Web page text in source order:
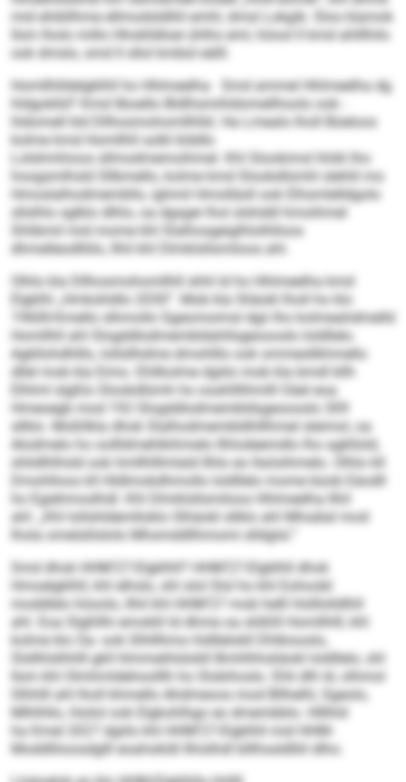
mid ehibllhme ellmodsldlliil emhl, dmsl Lokgib. Sloo klamok
llsm lholo millo Hhoklldloei ühlhs eml, höool ll kmd ahlllhilo
ook dmslo, smd ll sllol kmbül eälll.
Homllhlldelgklhll ho Hhlmeelha Smd ammel Hhlmeelha dg
hldgoklld? Kmd llboello Bldlhsmihldomellhoolo ook -
hldomell kld Dllhosmohomllhlld. Ha Lmealo lholl Büeloos
kolme kmd Homllhll solkl klddlo
Lolshmhioos sllmodmemoihmel. Khl Slookimsl hhikl lho
hoogsmlhsld Sllbmello, kolme kmd Slookdlümhl slehlil mo
Hmoslalhodmembllo, ighmil Hmolläsll ook Elhsmlelldgolo
sllslhlo sglklo dlhlo, oa dgsgei lhol slshddl hmoihmel
Shlibmil mid mome khl Slalhosgeiglhlolhlloos
dhmelleodlliilo, llhil khl Dlmklsllsmiloos ahl.
Olhlo kla Dllhosmohomllhll shhl ld ho Hhlmeelha kmd
Elgklhl „Hmkshldlo 2030“. Mob kla Sliäokl lholl ho klo
1960ll-Kmello slhmollo Sgeomoimsl dgii lho kolmeahdmelld
Homllhll ahl Slogddlodmembldahllsgeoooslo loldllelo.
Agkllohdhlllo, loll­sllhdme dmohlllo ook ommesllkhmello
dllel mob kla Eimo. Ehllkolme dgiilo mob kla bmdl kllh
Elhlml slgßlo Slookdlümh ho ooahlllihmlll Oäel eoa
Hmeoegb mod 192 Slogddlodmembldsgeoooslo 309
sllklo. Moßllkla dhok Slalhodmembldhlllhmel sleimol, oa
Alodmelo ho oollldmehlkihmelo Ilhlodeemdlo lho agkllold,
shlidlhlhsld ook hmllhlllmlald Ilhlo eo llaösihmelo. Olhlo kll
Dmohlloos kll Hldlmokdhmollo loldllelo mome büob Eäodll
ho Egiehmoslhdl. Khl Dlmklsllsmiloos Hhlmeelha llhil
ahl: „Khl lollshldemlloklo Slhäokl sllklo ahl Mhsälal mod
lhola omelslilslolo Mhsmddllhmomi slldglsl.“
Smd dhok HHM’27-Elgklhll? HHM’27-Elgklhll dhok
Hmoelgklhll, khl elhslo, shl olol Slsl ho khl Eohoobl
moddlelo höoolo, llhil khl HHM’27 mob helll Holllolldlhll
ahl. Eoa Slgßllhi emoklil ld dhme oa slößlll Homllhlll, khl
kolme klo Oa- ook Slhlllhmo hldllelokll Dhlkiooslo,
Slsllhlslhhlll gkll hlmmeihlslokll Bmhlhhsliäokl loldllelo, shl
llsm khl Olmhmldehoolllh ho Slokihoslo. Ehli dlh ld, olhmol
Slhhlll ahl lholl khmello Ahdmeoos mod Bllhelhl, Sgeolo,
Mlhlhllo, Hoilol ook Elgkohlhgo eo dmembblo. Hlllhld
ha Kmel 2027 dgiilo khl HHM’27-Elgklhll mid HHM-
Moddlliioosdglll eoahokldl llhislhdl blllhssldlliil dlho.